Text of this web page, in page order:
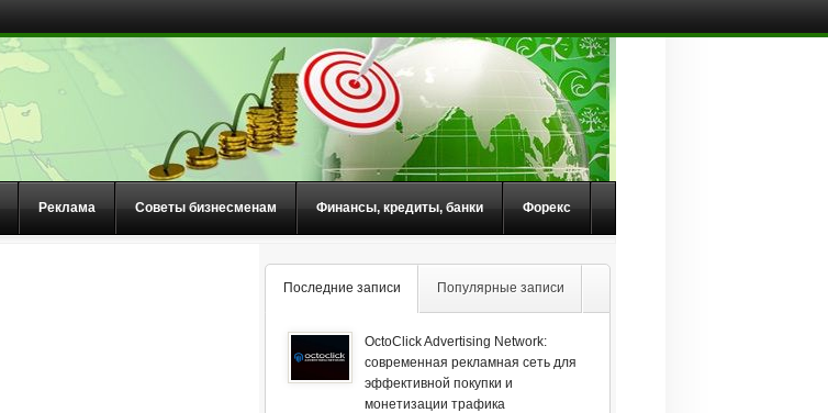
Реклама Советы бизнесменам Финансы, кредиты, банки Форекс
Последние записи Популярные записи
OctoClick Advertising Network:
современная рекламная сеть для
эффективной покупки и
монетизации трафика